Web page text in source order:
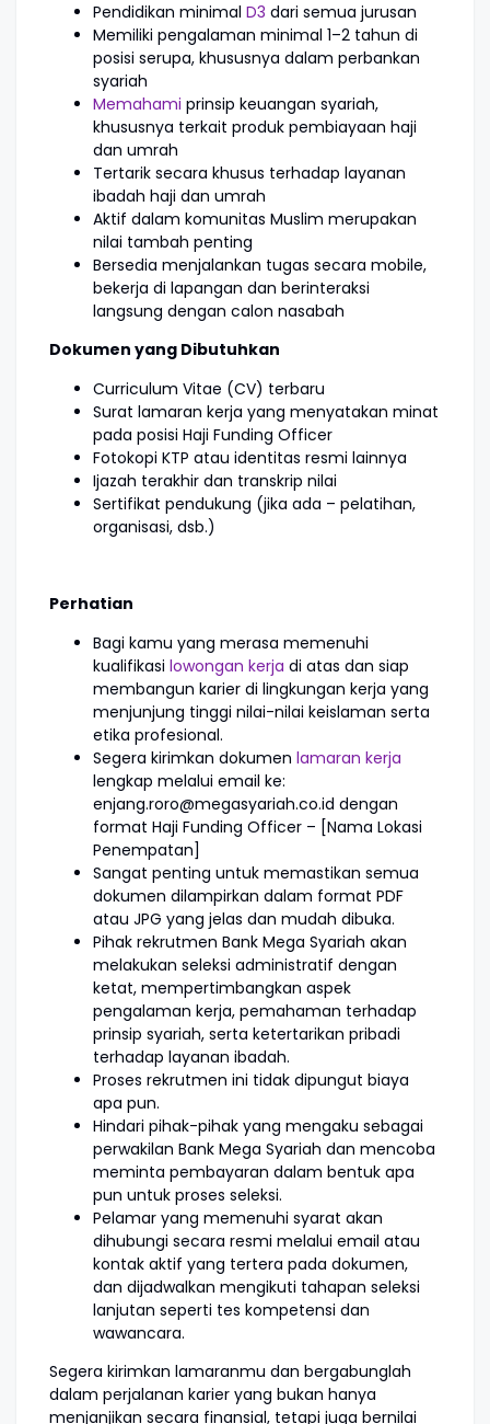
Pendidikan minimal D3 dari semua jurusan
Memiliki pengalaman minimal 1–2 tahun di
posisi serupa, khususnya dalam perbankan
syariah
Memahami prinsip keuangan syariah,
khususnya terkait produk pembiayaan haji
dan umrah
Tertarik secara khusus terhadap layanan
ibadah haji dan umrah
Aktif dalam komunitas Muslim merupakan
nilai tambah penting
Bersedia menjalankan tugas secara mobile,
bekerja di lapangan dan berinteraksi
langsung dengan calon nasabah
Dokumen yang Dibutuhkan
Curriculum Vitae (CV) terbaru
Surat lamaran kerja yang menyatakan minat
pada posisi Haji Funding Officer
Fotokopi KTP atau identitas resmi lainnya
Ijazah terakhir dan transkrip nilai
Sertifikat pendukung (jika ada – pelatihan,
organisasi, dsb.)
Perhatian
Bagi kamu yang merasa memenuhi
kualifikasi lowongan kerja di atas dan siap
membangun karier di lingkungan kerja yang
menjunjung tinggi nilai-nilai keislaman serta
etika profesional.
Segera kirimkan dokumen lamaran kerja
lengkap melalui email ke:
enjang.roro@megasyariah.co.id dengan
format Haji Funding Officer – [Nama Lokasi
Penempatan]
Sangat penting untuk memastikan semua
dokumen dilampirkan dalam format PDF
atau JPG yang jelas dan mudah dibuka.
Pihak rekrutmen Bank Mega Syariah akan
melakukan seleksi administratif dengan
ketat, mempertimbangkan aspek
pengalaman kerja, pemahaman terhadap
prinsip syariah, serta ketertarikan pribadi
terhadap layanan ibadah.
Proses rekrutmen ini tidak dipungut biaya
apa pun.
Hindari pihak-pihak yang mengaku sebagai
perwakilan Bank Mega Syariah dan mencoba
meminta pembayaran dalam bentuk apa
pun untuk proses seleksi.
Pelamar yang memenuhi syarat akan
dihubungi secara resmi melalui email atau
kontak aktif yang tertera pada dokumen,
dan dijadwalkan mengikuti tahapan seleksi
lanjutan seperti tes kompetensi dan
wawancara.
Segera kirimkan lamaranmu dan bergabunglah
dalam perjalanan karier yang bukan hanya
menjanjikan secara finansial, tetapi juga bernilai